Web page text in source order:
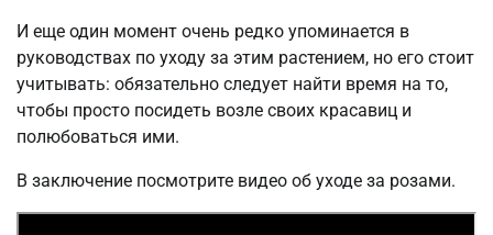
И еще один момент очень редко упоминается в
руководствах по уходу за этим растением, но его стоит
учитывать: обязательно следует найти время на то,
чтобы просто посидеть возле своих красавиц и
полюбоваться ими.
В заключение посмотрите видео об уходе за розами.